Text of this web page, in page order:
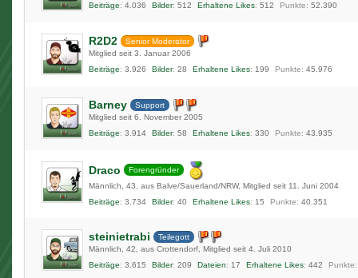
Beiträge
4.036 Bilder 512 Erhaltene Likes 512 Punkte 52.390
R2D2
Senior Moderator
Mitglied seit 3. Januar 2006
Beiträge
3.926 Bilder 28 Erhaltene Likes 199 Punkte 45.976
Barney
Support
Mitglied seit 6. November 2005
Beiträge
3.914 Bilder 58 Erhaltene Likes 330 Punkte 43.935
Draco
Forengründer
Männlich
43 aus Balve/Sauerland/NRW Mitglied seit 11. Juni 2004
Beiträge
3.734 Bilder 40 Erhaltene Likes 15 Punkte 40.351
steinietrabi
Teilegott
Männlich
42 aus Crottendorf Mitglied seit 4. Juli 2010
Beiträge
3.615 Bilder 209 Dateien 17 Erhaltene Likes 442 Punkte